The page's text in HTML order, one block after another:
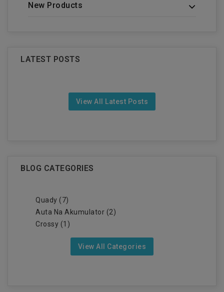
New Products
LATEST POSTS
View All Latest Posts
BLOG CATEGORIES
Quady (7)
Auta Na Akumulator (2)
Crossy (1)
View All Categories